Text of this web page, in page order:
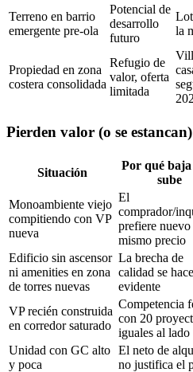
Terreno en barrio
emergente pre-ola
Potencial de
desarrollo
futuro
la
Propiedad en zona
costera consolidada
Refugio de
valor, oferta
limitada
Pierden valor (o se estancan)
Situación
Por qué baja
sube
Monoambiente viejo
compitiendo con VP
nueva
El
comprador/
prefiere nuevo
mismo precio
Edificio sin ascensor
ni amenities en zona
de torres nuevas
La brecha de
calidad se hace
evidente
VP recién construida
en corredor saturado
Competencia
con 20
iguales al lado
Unidad con GC alto
y poca
El neto de
no justifica el